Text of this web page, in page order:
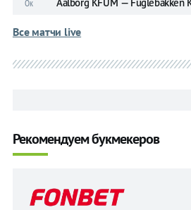
Ок Aalborg KFUM — Fuglebakken
Все матчи live
Рекомендуем букмекеров